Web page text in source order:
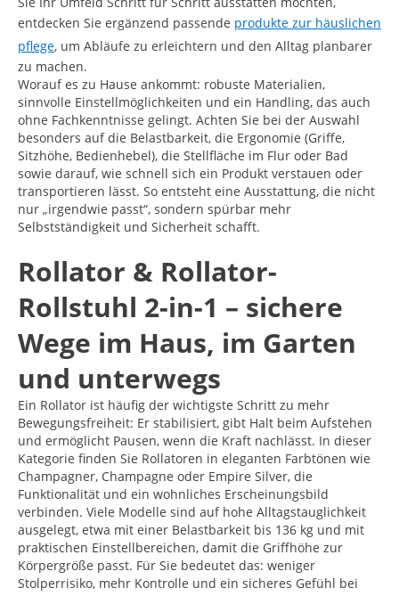
entdecken Sie ergänzend passende produkte zur häuslichen
pflege, um Abläufe zu erleichtern und den Alltag planbarer
zu machen.
Worauf es zu Hause ankommt: robuste Materialien,
sinnvolle Einstellmöglichkeiten und ein Handling, das auch
ohne Fachkenntnisse gelingt. Achten Sie bei der Auswahl
besonders auf die Belastbarkeit, die Ergonomie (Griffe,
Sitzhöhe, Bedienhebel), die Stellfläche im Flur oder Bad
sowie darauf, wie schnell sich ein Produkt verstauen oder
transportieren lässt. So entsteht eine Ausstattung, die nicht
nur „irgendwie passt“, sondern spürbar mehr
Selbstständigkeit und Sicherheit schafft.
Rollator & Rollator-
Rollstuhl 2-in-1 – sichere
Wege im Haus, im Garten
und unterwegs
Ein Rollator ist häufig der wichtigste Schritt zu mehr
Bewegungsfreiheit: Er stabilisiert, gibt Halt beim Aufstehen
und ermöglicht Pausen, wenn die Kraft nachlässt. In dieser
Kategorie finden Sie Rollatoren in eleganten Farbtönen wie
Champagner, Champagne oder Empire Silver, die
Funktionalität und ein wohnliches Erscheinungsbild
verbinden. Viele Modelle sind auf hohe Alltagstauglichkeit
ausgelegt, etwa mit einer Belastbarkeit bis 136 kg und mit
praktischen Einstellbereichen, damit die Griffhöhe zur
Körpergröße passt. Für Sie bedeutet das: weniger
Stolperrisiko, mehr Kontrolle und ein sicheres Gefühl bei